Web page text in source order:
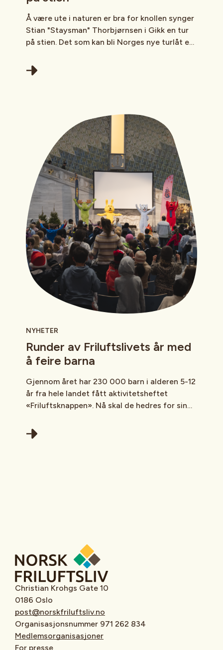
Å være ute i naturen er bra for knollen synger
Stian "Staysman" Thorbjørnsen i Gikk en tur
på stien. Det som kan bli Norges nye turlåt er
gjennom den!
NYHETER
Runder av Friluftslivets år med
å feire barna
Gjennom året har 230 000 barn i alderen 5-12
år fra hele landet fått aktivitetsheftet
«Friluftsknappen». Nå skal de hedres for sin
naturen.
Christian Krohgs Gate 10
0186 Oslo
post@norskfriluftsliv.no
Organisasjonsnummer 971 262 834
Medlemsorganisasjoner
For presse